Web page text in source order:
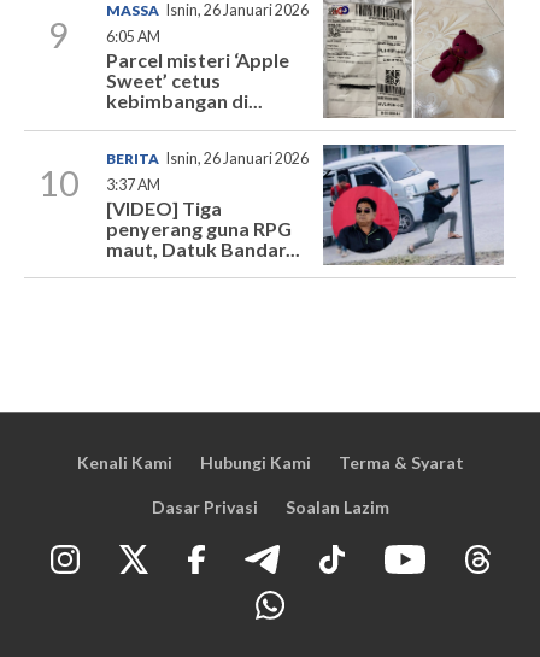
9
MASSA
Isnin, 26 Januari 2026
6:05 AM
Parcel misteri ‘Apple
Sweet’ cetus
kebimbangan di...
10
BERITA Isnin, 26 Januari 2026
3:37 AM
[VIDEO] Tiga
penyerang guna RPG
maut, Datuk Bandar...
Kenali Kami Hubungi Kami Terma & Syarat
Dasar Privasi Soalan Lazim